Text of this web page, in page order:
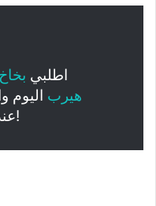
اطلبي
هيرب اليوم
SDH595 عند طلب المنتج!